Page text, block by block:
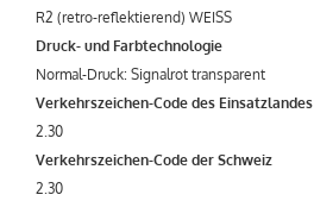
R2 (retro-reflektierend) WEISS
Druck- und Farbtechnologie
Normal-Druck: Signalrot transparent
Verkehrszeichen-Code des Einsatzlandes
2.30
Verkehrszeichen-Code der Schweiz
2.30